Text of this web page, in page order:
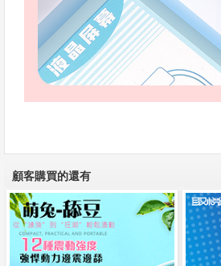
顧客購買的還有